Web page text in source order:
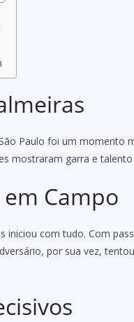
Paulo foi um momento
mostraram garra e
Campo
iniciou com tudo. Com
por sua vez,